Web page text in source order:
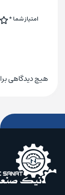
امتیاز شما*
هیچ دیدگاهی